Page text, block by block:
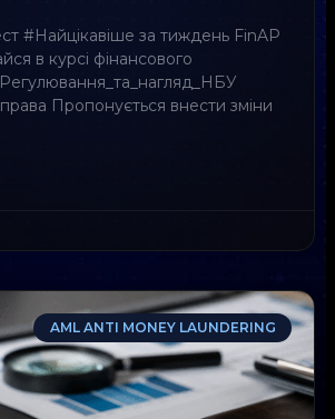
#Найцікавіше за тиждень FinAP
в курсі фінансового
Пропонується внести зміни
AML ANTI MONEY LAUNDERING